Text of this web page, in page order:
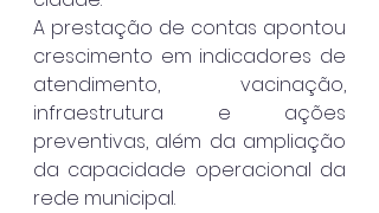
A prestação de contas apontou
crescimento em indicadores de
atendimento, vacinação,
infraestrutura e ações
preventivas, além da ampliação
da capacidade operacional da
rede municipal.